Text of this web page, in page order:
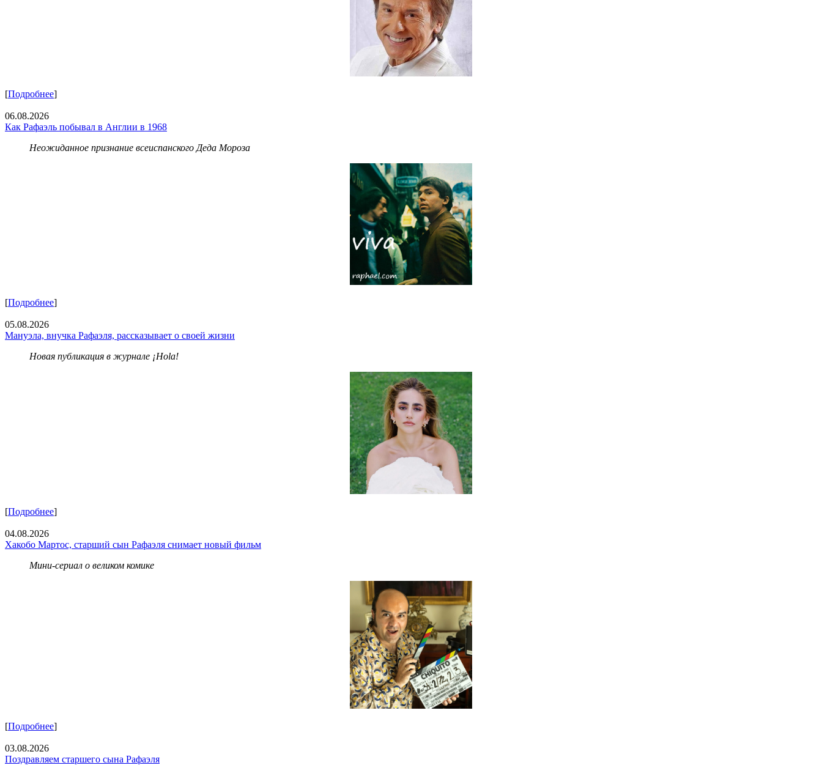
[Подробнее]
06.08.2026
Как Рафаэль побывал в Англии в 1968
Неожиданное признание всеиспанского Деда Мороза
[Подробнее]
05.08.2026
Мануэла, внучка Рафаэля, рассказывает о своей жизни
Новая публикация в журнале ¡Hola!
[Подробнее]
04.08.2026
Хакобо Мартос, старший сын Рафаэля снимает новый фильм
Мини-сериал о великом комике
[Подробнее]
03.08.2026
Поздравляем старшего сына Рафаэля